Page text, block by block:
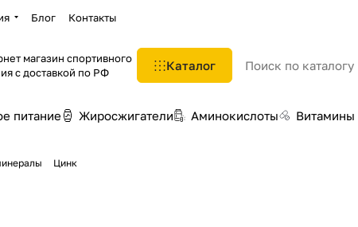
Блог Контакты
магазин спортивного
с доставкой по РФ
Каталог
питание Жиросжигатели Аминокислоты Витамины
Цинк